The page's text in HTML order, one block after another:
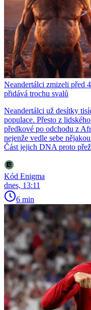
Neandertálci zmizeli před
přidává trochu svalů
Neandertálci už desítky
populace. Přesto z
předkové po odchodu z
nejenže vedle sebe
Část jejich DNA proto
Kód Enigma
dnes, 13:11
6 min